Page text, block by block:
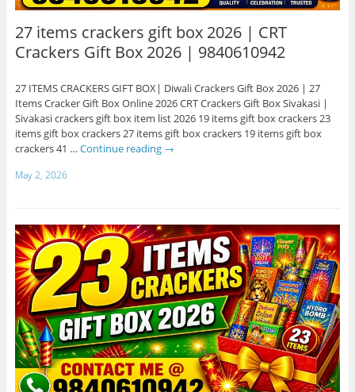
27 items crackers gift box 2026 | CRT
Crackers Gift Box 2026 | 9840610942
27 ITEMS CRACKERS GIFT BOX| Diwali Crackers Gift Box 2026 | 27
Items Cracker Gift Box Online 2026 CRT Crackers Gift Box Sivakasi |
Sivakasi crackers gift box item list 2026 19 items gift box crackers 23
items gift box crackers 27 items gift box crackers 19 items gift box
crackers 41 … Continue reading →
May 2, 2026